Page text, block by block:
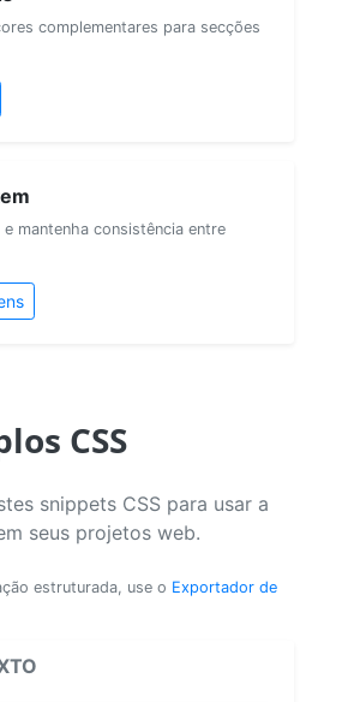
complementares para secções
mantenha consistência entre
CSS
snippets CSS para usar a
seus projetos web.
estruturada, use o Exportador de